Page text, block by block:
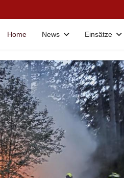
Home News Einsätze